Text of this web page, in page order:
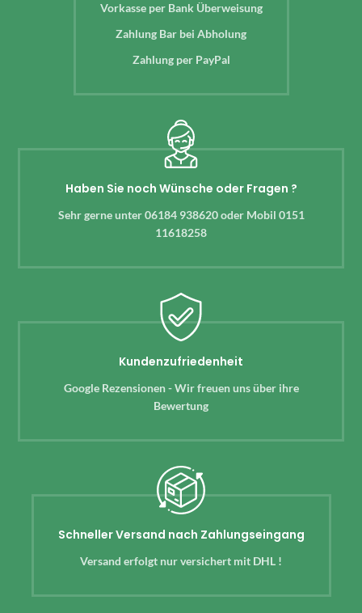
Vorkasse per Bank Überweisung
Zahlung Bar bei Abholung
Zahlung per PayPal
Haben Sie noch Wünsche oder Fragen ?
Sehr gerne unter 06184 938620 oder Mobil 0151
11618258
Kundenzufriedenheit
Google Rezensionen - Wir freuen uns über ihre
Bewertung
Schneller Versand nach Zahlungseingang
Versand erfolgt nur versichert mit DHL !